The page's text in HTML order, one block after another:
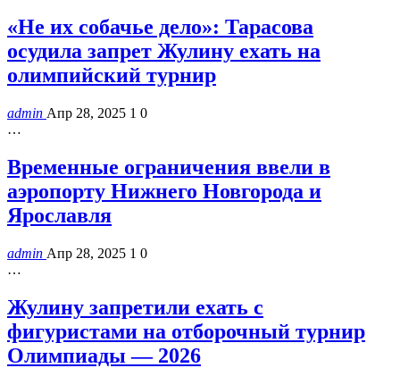
«Не их собачье дело»: Тарасова
осудила запрет Жулину ехать на
олимпийский турнир
admin Апр 28, 2025 1 0
…
Временные ограничения ввели в
аэропорту Нижнего Новгорода и
Ярославля
admin Апр 28, 2025 1 0
…
Жулину запретили ехать с
фигуристами на отборочный турнир
Олимпиады — 2026